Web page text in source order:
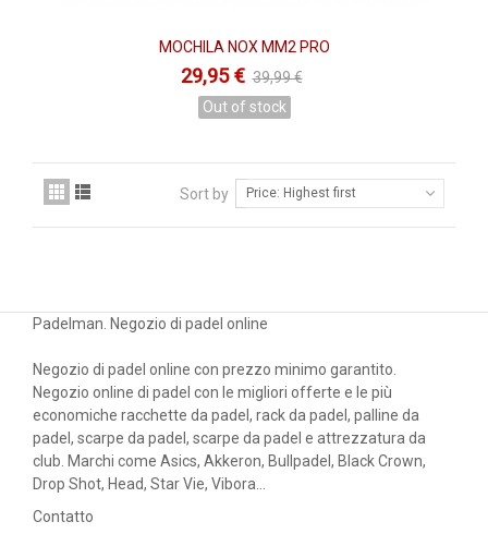
MOCHILA NOX MM2 PRO
29,95 € 39,99 €
Out of stock
Sort by Price: Highest first
Padelman. Negozio di padel online
Negozio di padel online con prezzo minimo garantito.
Negozio online di padel con le migliori offerte e le più
economiche racchette da padel, rack da padel, palline da
padel, scarpe da padel, scarpe da padel e attrezzatura da
club. Marchi come Asics, Akkeron, Bullpadel, Black Crown,
Drop Shot, Head, Star Vie, Vibora...
Contatto